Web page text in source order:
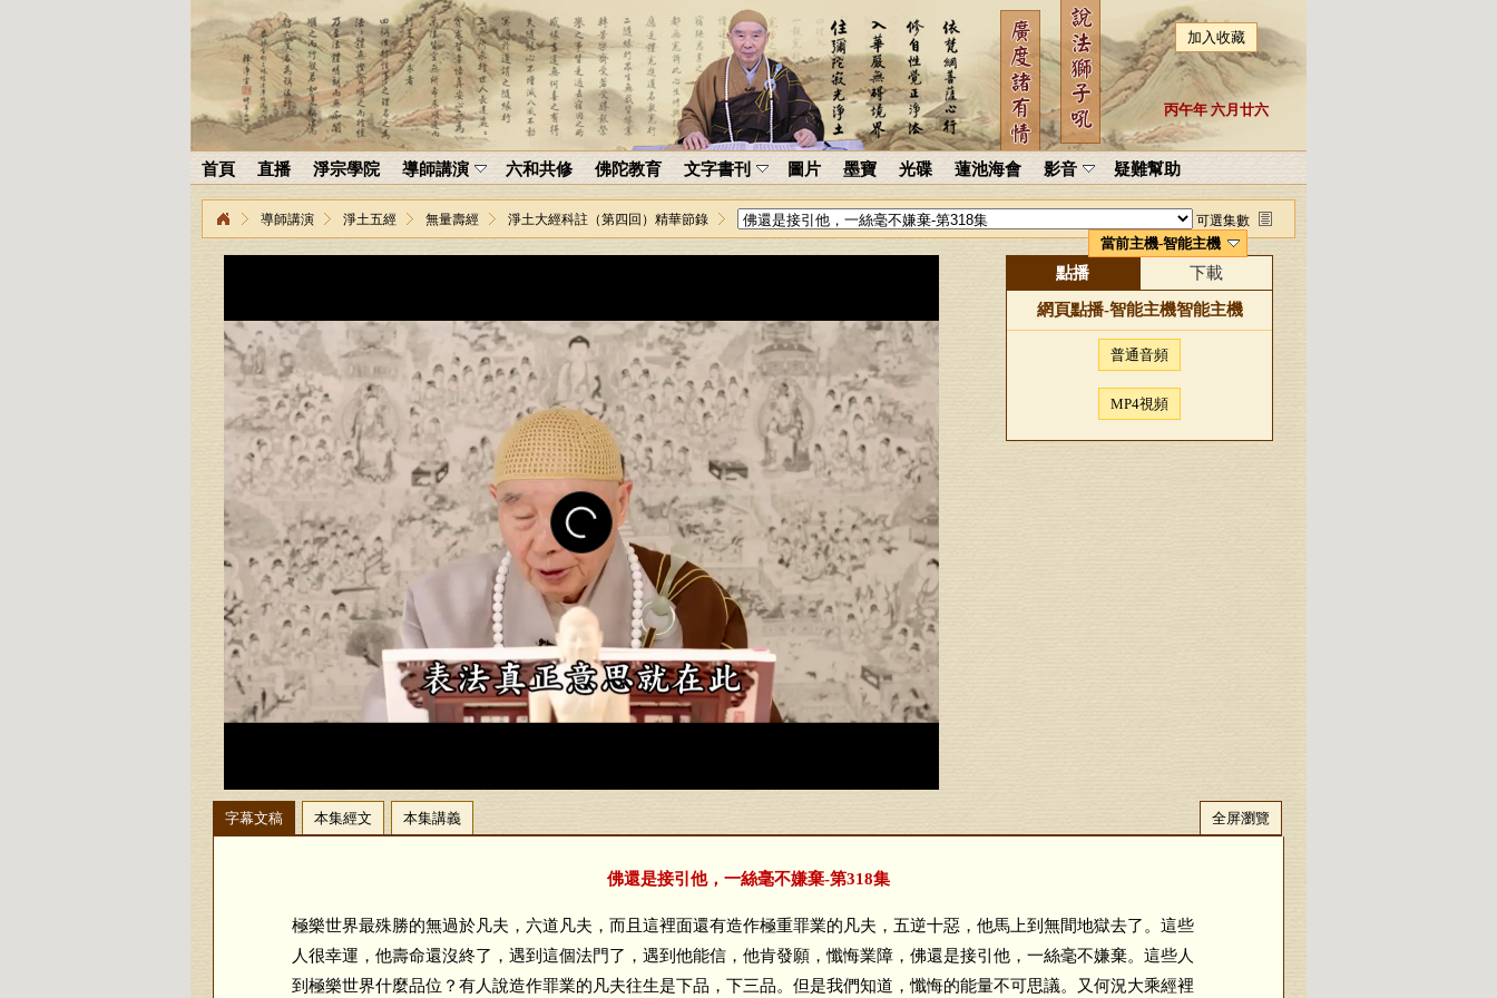
加入收藏
丙午年 六月廿六
首頁 直播 淨宗學院 導師講演 六和共修 佛陀教育 文字書刊 圖片 墨寶 光碟 蓮池海會 影音 疑難幫助
導師講演 淨土五經 無量壽經 淨土大經科註（第四回）精華節錄 可選集數
當前主機-智能主機
點播 下載
網頁點播-智能主機智能主機
普通音頻
MP4視頻
字幕文稿 本集經文 本集講義 全屏瀏覽
佛還是接引他，一絲毫不嫌棄-第318集
極樂世界最殊勝的無過於凡夫，六道凡夫，而且這裡面還有造作極重罪業的凡夫，五逆十惡，他馬上到無間地獄去了。這些
人很幸運，他壽命還沒終了，遇到這個法門了，遇到他能信，他肯發願，懺悔業障，佛還是接引他，一絲毫不嫌棄。這些人
到極樂世界什麼品位？有人說造作罪業的凡夫往生是下品，下三品。但是我們知道，懺悔的能量不可思議。又何況大乘經裡